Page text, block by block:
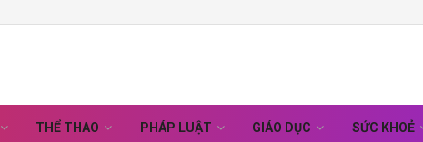
THỂ THAO PHÁP LUẬT GIÁO DỤC SỨC KHOẺ